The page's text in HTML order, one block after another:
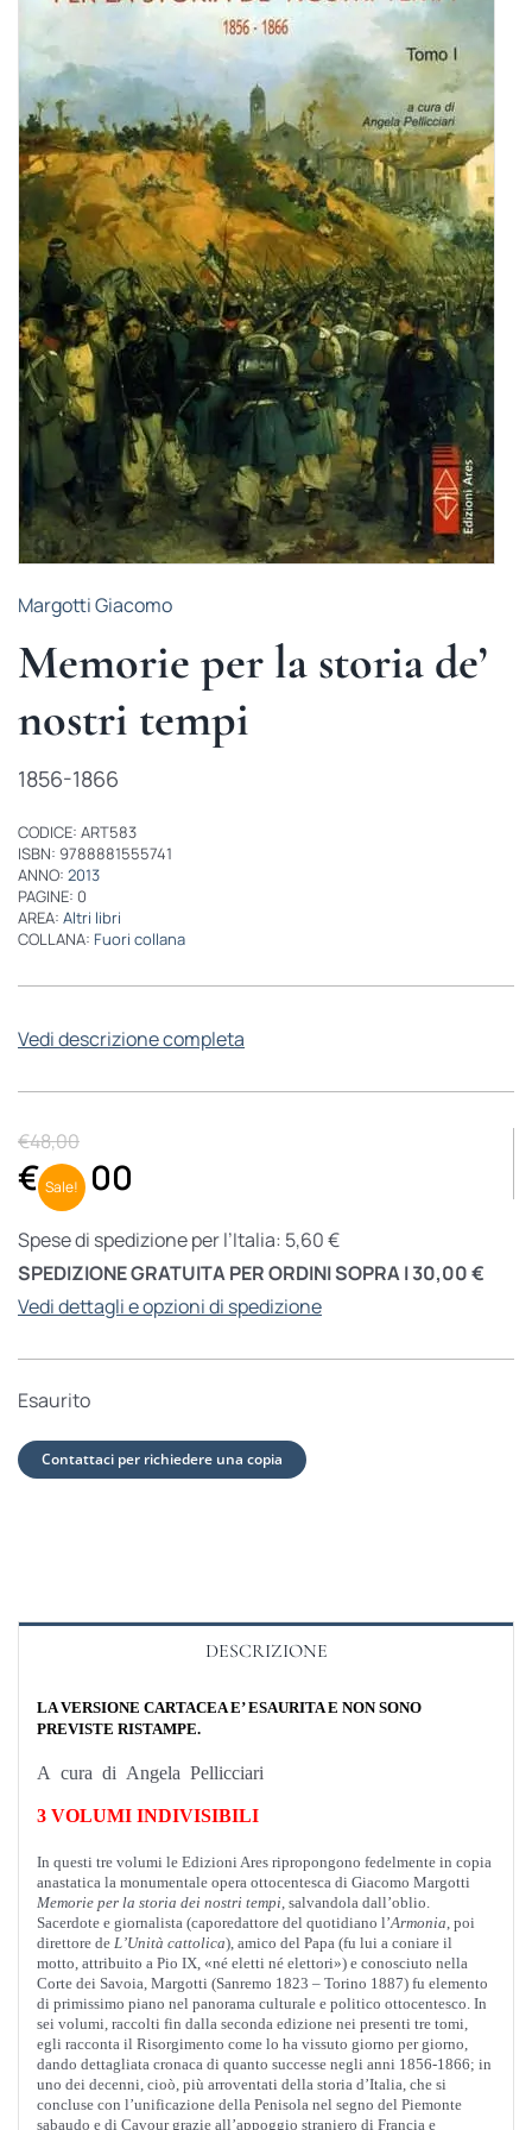
BIOGRAFIE
ATTUALITÀ
Margotti Giacomo
Memorie per la storia de’
nostri tempi
1856-1866
CODICE: ART583
ISBN: 9788881555741
ANNO: 2013
PAGINE: 0
AREA: Altri libri
COLLANA: Fuori collana
Vedi descrizione completa
€48,00
€40,00
Sale!
Spese di spedizione per l’Italia: 5,60 €
SPEDIZIONE GRATUITA PER ORDINI SOPRA I 30,00 €
Vedi dettagli e opzioni di spedizione
Esaurito
Contattaci per richiedere una copia
DESCRIZIONE
LA VERSIONE CARTACEA E’ ESAURITA E NON SONO
PREVISTE RISTAMPE.
A cura di Angela Pellicciari
3 VOLUMI INDIVISIBILI
In questi tre volumi le Edizioni Ares ripropongono fedelmente in copia
anastatica la monumentale opera ottocentesca di Giacomo Margotti
Memorie per la storia dei nostri tempi, salvandola dall’oblio.
Sacerdote e giornalista (caporedattore del quotidiano l’Armonia, poi
direttore de L’Unità cattolica), amico del Papa (fu lui a coniare il
motto, attribuito a Pio IX, «né eletti né elettori») e conosciuto nella
Corte dei Savoia, Margotti (Sanremo 1823 – Torino 1887) fu elemento
di primissimo piano nel panorama culturale e politico ottocentesco. In
sei volumi, raccolti fin dalla seconda edizione nei presenti tre tomi,
egli racconta il Risorgimento come lo ha vissuto giorno per giorno,
dando dettagliata cronaca di quanto successe negli anni 1856-1866; in
uno dei decenni, cioò, più arroventati della storia d’Italia, che si
concluse con l’unificazione della Penisola nel segno del Piemonte
sabaudo e di Cavour grazie all’appoggio straniero di Francia e